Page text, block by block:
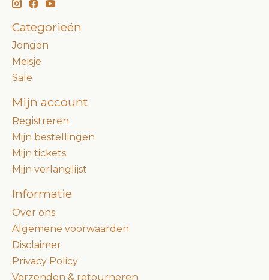
Categorieën
Jongen
Meisje
Sale
Mijn account
Registreren
Mijn bestellingen
Mijn tickets
Mijn verlanglijst
Informatie
Over ons
Algemene voorwaarden
Disclaimer
Privacy Policy
Verzenden & retourneren